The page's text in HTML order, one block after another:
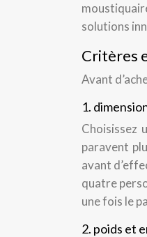
solutions
Critères
Avant
1.
Choisissez
paravent
avant
quatre
une fois le
2. poids et